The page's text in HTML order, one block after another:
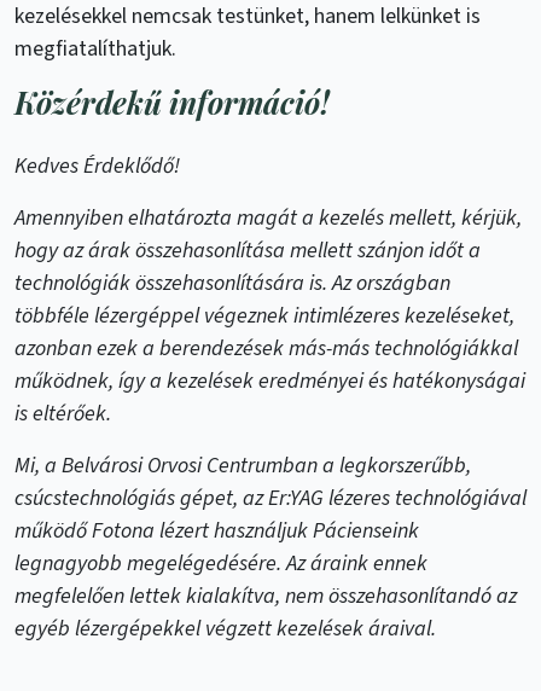
kezelésekkel nemcsak testünket, hanem lelkünket is
megfiatalíthatjuk.
Közérdekű információ!
Kedves Érdeklődő!
Amennyiben elhatározta magát a kezelés mellett, kérjük,
hogy az árak összehasonlítása mellett szánjon időt a
technológiák összehasonlítására is. Az országban
többféle lézergéppel végeznek intimlézeres kezeléseket,
azonban ezek a berendezések más-más technológiákkal
működnek, így a kezelések eredményei és hatékonyságai
is eltérőek.
Mi, a Belvárosi Orvosi Centrumban a legkorszerűbb,
csúcstechnológiás gépet, az Er:YAG lézeres technológiával
működő Fotona lézert használjuk Pácienseink
legnagyobb megelégedésére. Az áraink ennek
megfelelően lettek kialakítva, nem összehasonlítandó az
egyéb lézergépekkel végzett kezelések áraival.